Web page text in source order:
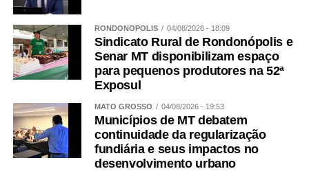
RONDONÓPOLIS 04/08/2026 - 18:09
Sindicato Rural de Rondonópolis e
Senar MT disponibilizam espaço
para pequenos produtores na 52ª
Exposul
MATO GROSSO 04/08/2026 - 19:53
Municípios de MT debatem
continuidade da regularização
fundiária e seus impactos no
desenvolvimento urbano